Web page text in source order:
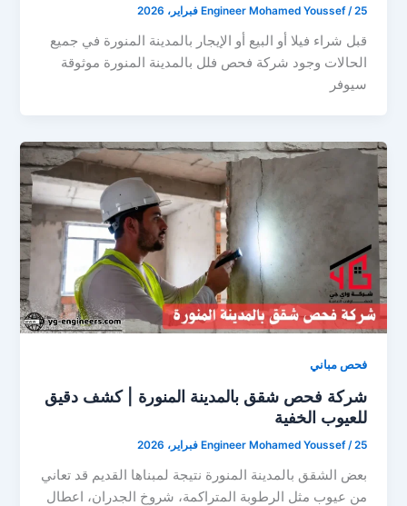
Engineer Mohamed Youssef/25 فبراير، 2026
قبل شراء فيلا أو البيع أو الإيجار بالمدينة المنورة في جميع
الحالات وجود شركة فحص فلل بالمدينة المنورة موثوقة
سيوفر
فحص مباني
شركة فحص شقق بالمدينة المنورة | كشف دقيق
للعيوب الخفية
Engineer Mohamed Youssef /25 فبراير، 2026
بعض الشقق بالمدينة المنورة نتيجة لمبناها القديم قد تعاني
من عيوب مثل الرطوبة المتراكمة، شروخ الجدران، اعطال